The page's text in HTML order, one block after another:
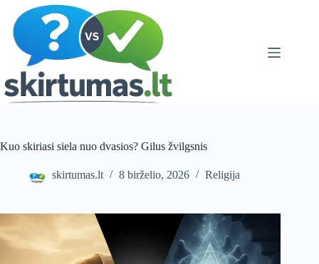
content
Kuo skiriasi siela nuo dvasios? Gilus žvilgsnis
skirtumas.lt 8 birželio, 2026 Religija